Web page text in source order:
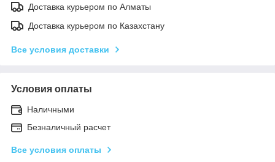
Доставка курьером по Алматы
Доставка курьером по Казахстану
Все условия доставки
Условия оплаты
Наличными
Безналичный расчет
Все условия оплаты